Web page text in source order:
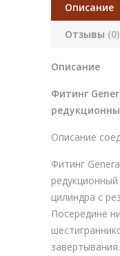
Описание
Отзывы (0)
Описание
Фитинг
Описание
Фитинг
цилиндра с
Посередине